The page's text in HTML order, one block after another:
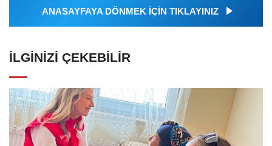
ANASAYFAYA DÖNMEK İÇİN TIKLAYINIZ
İLGINIZI ÇEKEBILIR